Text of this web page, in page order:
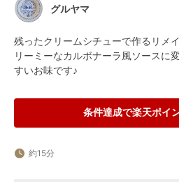
グルヤマ
残ったクリームシチューで作るリメ
リーミーなカルボナーラ風ソースに
すいお味です♪
条件達成で楽天ポイ
約15分